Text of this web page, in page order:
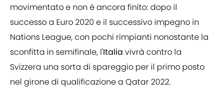
movimentato e non è ancora finito: dopo il
successo a Euro 2020 e il successivo impegno in
Nations League, con pochi rimpianti nonostante la
sconfitta in semifinale, l'Italia vivrà contro la
Svizzera una sorta di spareggio per il primo posto
nel girone di qualificazione a Qatar 2022.